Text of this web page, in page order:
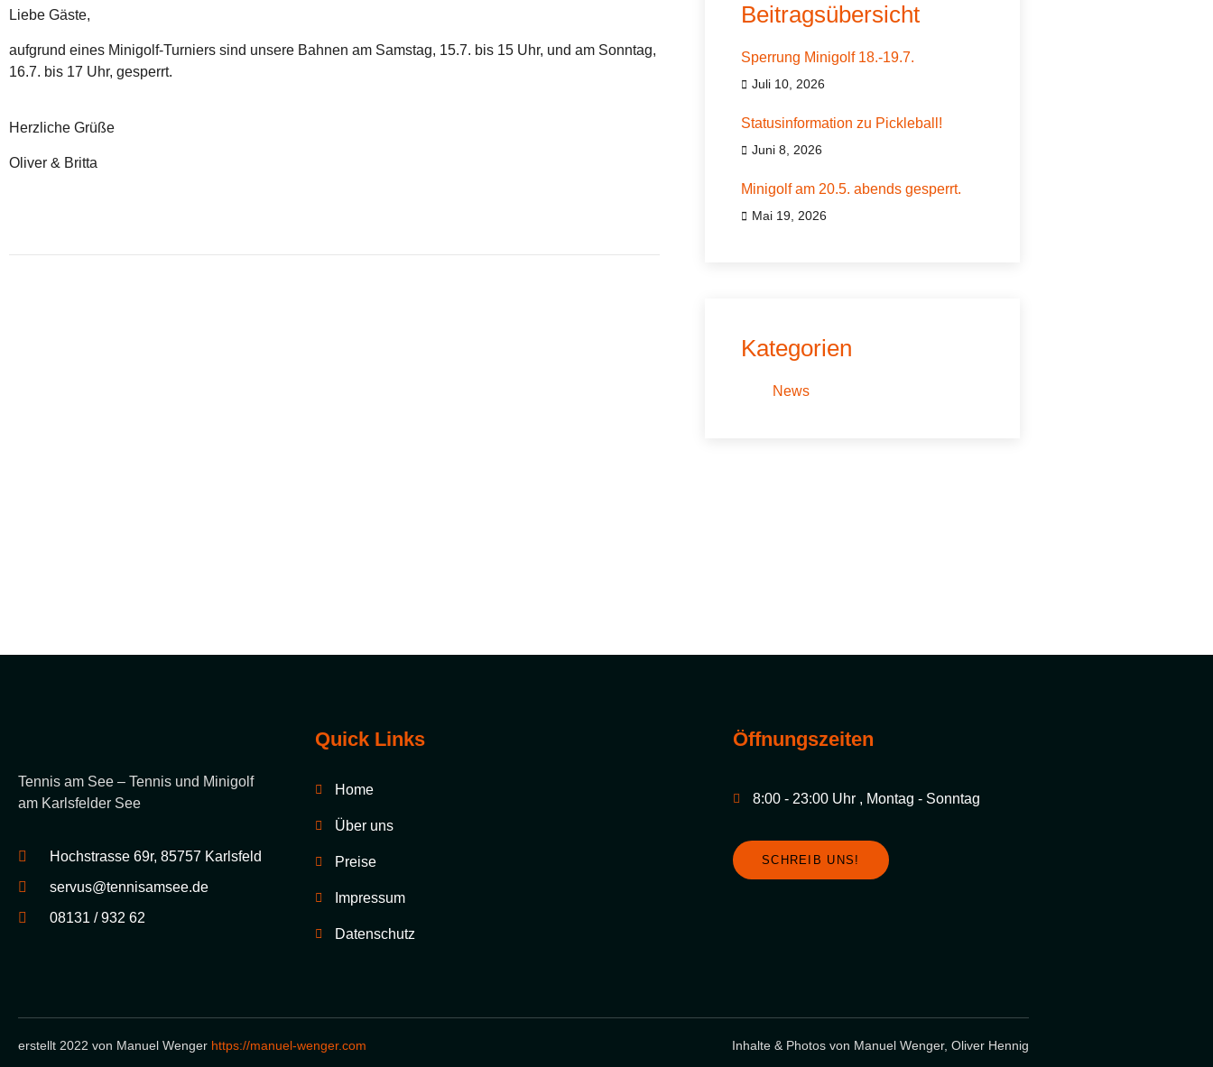
Liebe Gäste,
aufgrund eines Minigolf-Turniers sind unsere Bahnen am Samstag, 15.7. bis 15 Uhr, und am Sonntag,
16.7. bis 17 Uhr, gesperrt.
Herzliche Grüße
Oliver & Britta
Beitragsübersicht
Sperrung Minigolf 18.-19.7.
Juli 10, 2026
Statusinformation zu Pickleball!
Juni 8, 2026
Minigolf am 20.5. abends gesperrt.
Mai 19, 2026
Kategorien
News
Tennis am See – Tennis und Minigolf
am Karlsfelder See
Hochstrasse 69r, 85757 Karlsfeld
servus@tennisamsee.de
08131 / 932 62
Quick Links
Home
Über uns
Preise
Impressum
Datenschutz
Öffnungszeiten
8:00 - 23:00 Uhr , Montag - Sonntag
SCHREIB UNS!
erstellt 2022 von Manuel Wenger https://manuel-wenger.com Inhalte & Photos von Manuel Wenger, Oliver Hennig